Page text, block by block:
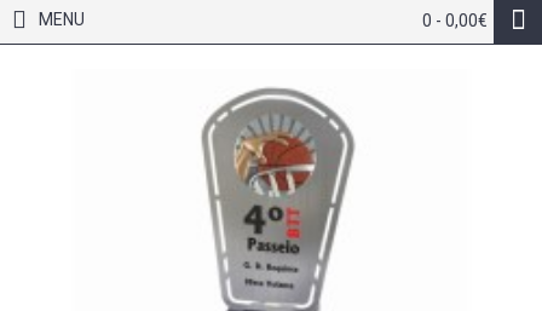
0 - 0,00€
MENU